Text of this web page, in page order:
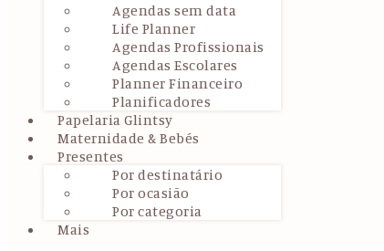
Agendas sem data
Life Planner
Agendas Profissionais
Agendas Escolares
Planner Financeiro
Planificadores
Papelaria Glintsy
Maternidade & Bebés
Presentes
Por destinatário
Por ocasião
Por categoria
Mais